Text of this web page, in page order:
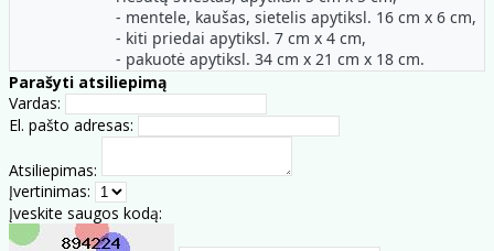
- mentele, kaušas, sietelis apytiksl. 16 cm x 6 cm,
- kiti priedai apytiksl. 7 cm x 4 cm,
- pakuotė apytiksl. 34 cm x 21 cm x 18 cm.
Parašyti atsiliepimą
Vardas:
El. pašto adresas:
Atsiliepimas:
Įvertinimas:
Įveskite saugos kodą: